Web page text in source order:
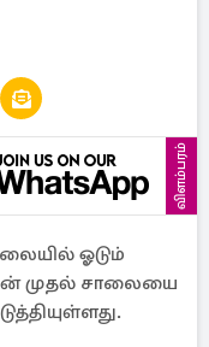
விளம்பரம்
ஓடும்
முதல் சாலையை